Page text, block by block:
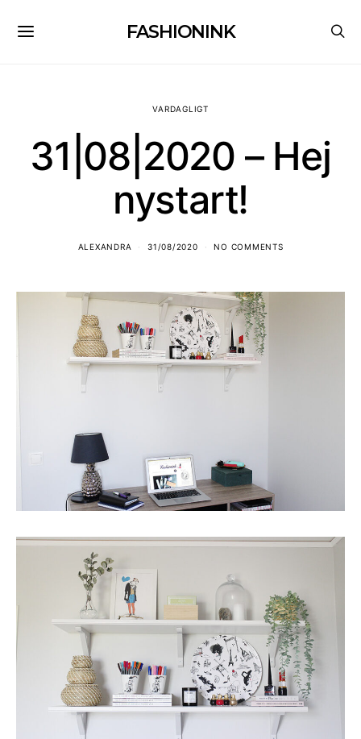
FASHIONINK
VARDAGLIGT
31|08|2020 – Hej
nystart!
ALEXANDRA 31/08/2020 NO COMMENTS